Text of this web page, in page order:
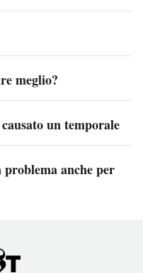
meglio?
un temporale
anche per